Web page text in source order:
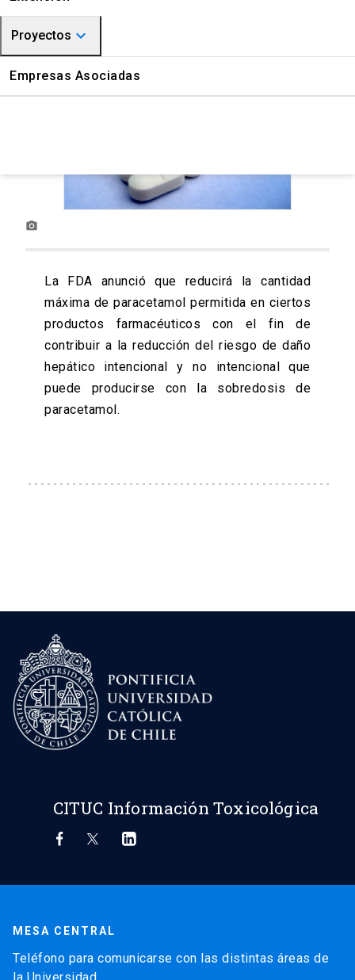
CITUC Químico
CITUC Farmacovigilancia
Proyectos keyboard_arrow_down
Medioambiente
Empresas Asociadas
photo_camera
La FDA anunció que reducirá la cantidad
máxima de paracetamol permitida en ciertos
productos farmacéuticos con el fin de
contribuir a la reducción del riesgo de daño
hepático intencional y no intencional que
puede producirse con la sobredosis de
paracetamol.
CITUC Información Toxicológica
MESA CENTRAL
Teléfono para comunicarse con las distintas áreas de